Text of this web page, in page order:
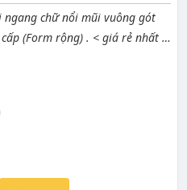
chữ nổi mũi vuông gót
(Form rộng) . < giá rẻ nhất ở